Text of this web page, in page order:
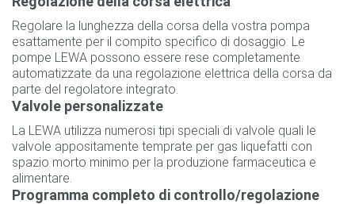
Regolare la lunghezza della corsa della vostra pompa
esattamente per il compito specifico di dosaggio: Le
pompe LEWA possono essere rese completamente
automatizzate da una regolazione elettrica della corsa da
parte del regolatore integrato.
Valvole personalizzate
La LEWA utilizza numerosi tipi speciali di valvole quali le
valvole appositamente temprate per gas liquefatti con
spazio morto minimo per la produzione farmaceutica e
alimentare.
Programma completo di controllo/regolazione